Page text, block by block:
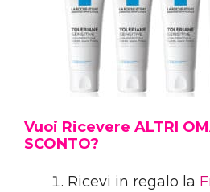
Vuoi Ricevere ALTRI
SCONTO?
Ricevi in regalo la